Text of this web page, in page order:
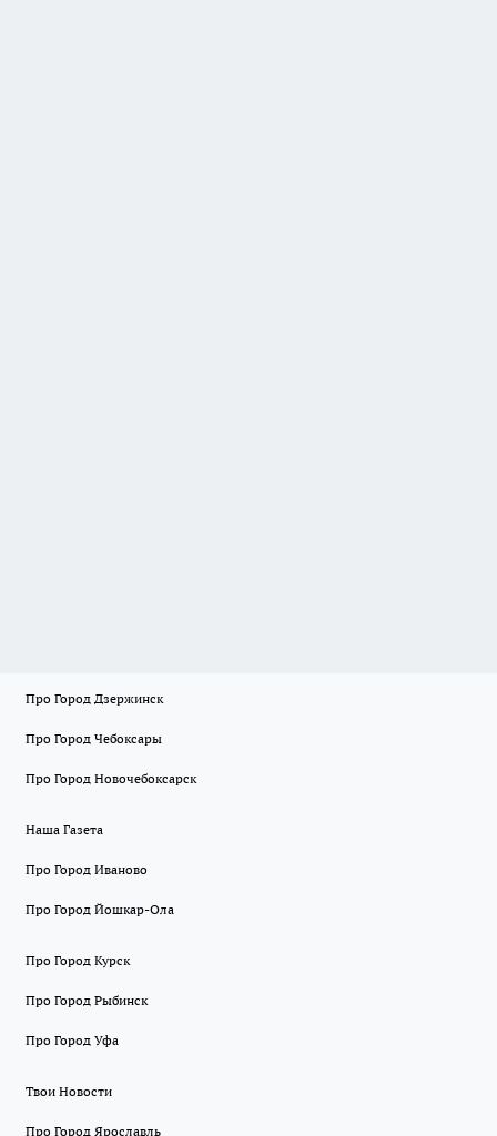
Про Город Дзержинск
Про Город Чебоксары
Про Город Новочебоксарск
Наша Газета
Про Город Иваново
Про Город Йошкар-Ола
Про Город Курск
Про Город Рыбинск
Про Город Уфа
Твои Новости
Про Город Ярославль